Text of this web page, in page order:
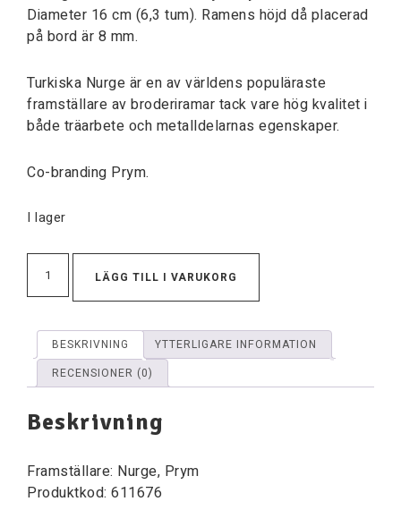
Diameter 16 cm (6,3 tum). Ramens höjd då placerad
på bord är 8 mm.
Turkiska Nurge är en av världens populäraste
framställare av broderiramar tack vare hög kvalitet i
både träarbete och metalldelarnas egenskaper.
Co-branding Prym.
I lager
LÄGG TILL I VARUKORG
BESKRIVNING
YTTERLIGARE INFORMATION
RECENSIONER (0)
Beskrivning
Framställare: Nurge, Prym
Produktkod: 611676